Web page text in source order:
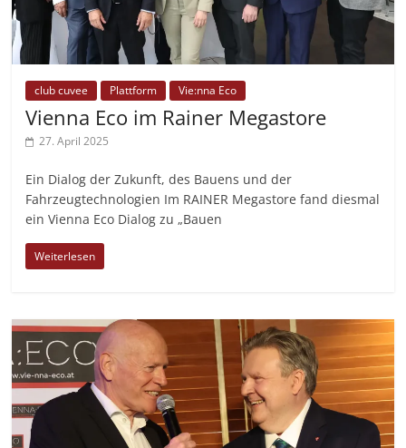
club cuvee Plattform Vie:nna Eco
Vienna Eco im Rainer Megastore
27. April 2025
Ein Dialog der Zukunft, des Bauens und der
Fahrzeugtechnologien Im RAINER Megastore fand diesmal
ein Vienna Eco Dialog zu „Bauen
Weiterlesen